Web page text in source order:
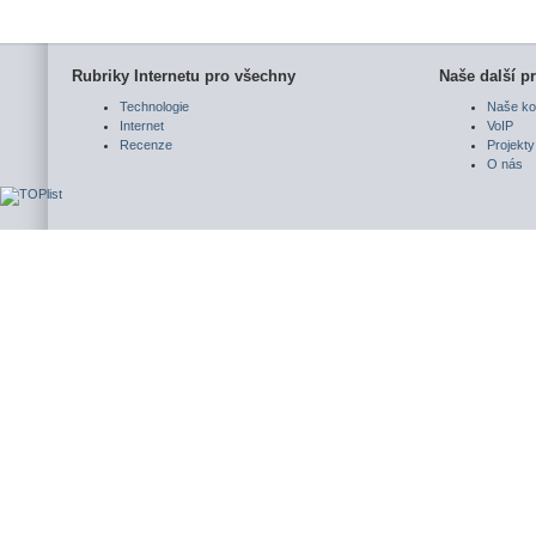
Rubriky Internetu pro všechny
Technologie
Internet
Recenze
Naše další
Naše
VoIP
Projekty
O nás